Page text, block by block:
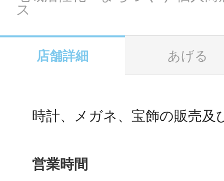
ス
店舗詳細 あげる
営業時間
智頭
鴻巣